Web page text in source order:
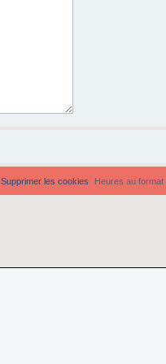
Heures au format
Supprimer les cookies